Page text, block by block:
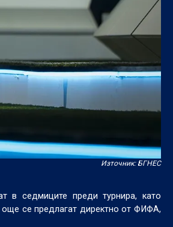
Източник: БГНЕС
в седмиците преди турнира, като
още се предлагат директно от ФИФА,